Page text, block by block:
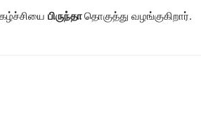
பிருந்தாதொகுத்து வழங்குகிறார்.